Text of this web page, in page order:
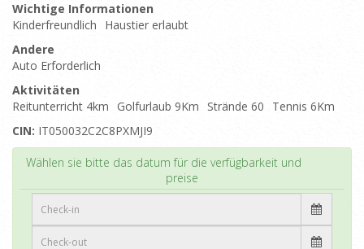
Wichtige Informationen
Kinderfreundlich
Haustier erlaubt
Andere
Auto Erforderlich
Aktivitäten
Reitunterricht 4km
Golfurlaub 9Km Strände 60
Tennis 6Km
CIN: IT050032C2C8PXMJI9
Wählen sie bitte das datum für die verfügbarkeit und
preise